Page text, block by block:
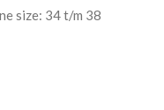
size: 34 t/m 38